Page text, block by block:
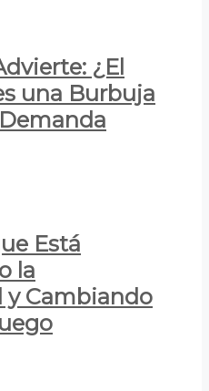
¿El
una Burbuja
Está
la
y Cambiando